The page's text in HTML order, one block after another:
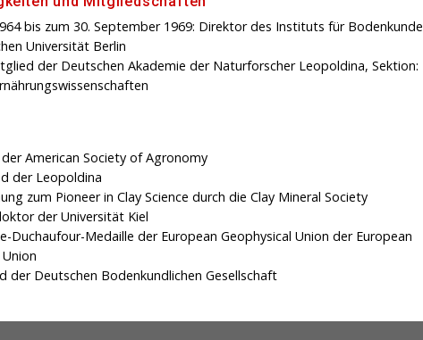
bis zum 30. September 1969: Direktor des Instituts für Bodenkunde
Universität Berlin
der Deutschen Akademie der Naturforscher Leopoldina, Sektion:
der American Society of Agronomy
der Leopoldina
zum Pioneer in Clay Science durch die Clay Mineral Society
der Universität Kiel
Duchaufour-Medaille der European Geophysical Union der European
der Deutschen Bodenkundlichen Gesellschaft